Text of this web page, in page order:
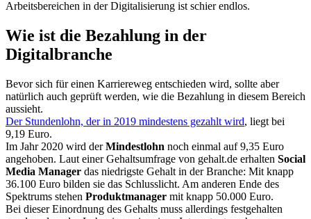
Arbeitsbereichen in der Digitalisierung ist schier endlos.
Wie ist die Bezahlung in der
Digitalbranche
Bevor sich für einen Karriereweg entschieden wird, sollte aber
natürlich auch geprüft werden, wie die Bezahlung in diesem Bereich
aussieht.
Der Stundenlohn, der in 2019 mindestens gezahlt wird, liegt bei
9,19 Euro.
Im Jahr 2020 wird derMindestlohn noch einmal auf9,35 Euro
angehoben. Laut einerGehaltsumfrage von gehalt.de erhalten Social
Media Manager das niedrigste Gehalt in der Branche: Mit knapp
36.100 Euro bilden sie das Schlusslicht. Am anderen Ende des
Spektrums stehen Produktmanager mit knapp 50.000 Euro.
Bei dieser Einordnung des Gehalts muss allerdings festgehalten